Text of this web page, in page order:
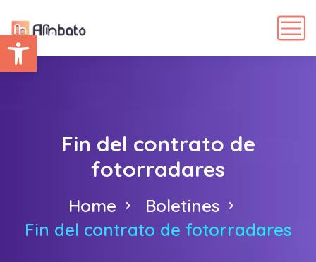
Abrir barra de herramientas
Fin del contrato de
fotorradares
Home
Boletines
Fin del contrato de fotorradares